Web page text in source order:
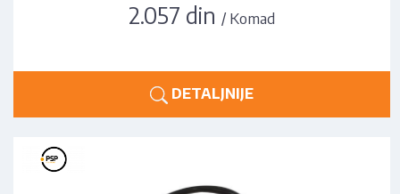
2.057 din/ Komad
DETALJNIJE